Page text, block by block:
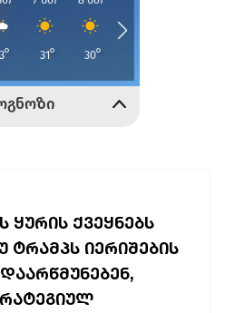
ᲧᲣᲠᲘᲡ ᲥᲕᲔᲧᲜᲔᲑᲡ
ᲘᲔᲠᲘᲨᲔᲑᲘᲡ